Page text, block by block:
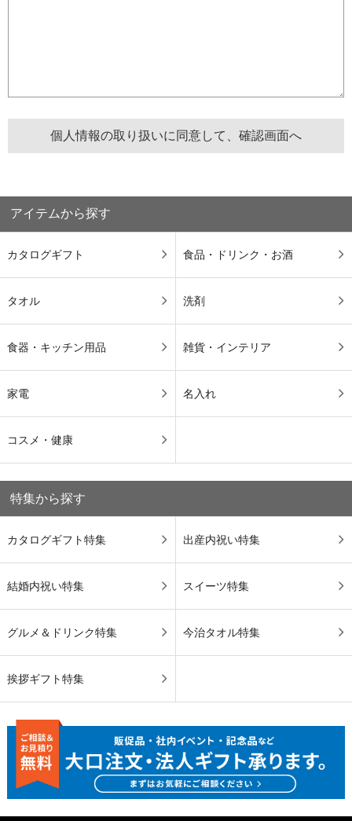
アイテムから探す
カタログギフト 食品・ドリンク・お酒
タオル 洗剤
食器・キッチン用品 雑貨・インテリア
家電 名入れ
コスメ・健康
特集から探す
カタログギフト特集 出産内祝い特集
結婚内祝い特集 スイーツ特集
グルメ＆ドリンク特集 今治タオル特集
挨拶ギフト特集